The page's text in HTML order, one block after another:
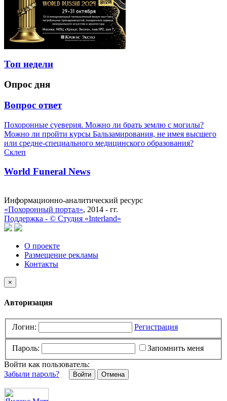
Топ недели
Опрос дня
Вопрос ответ
Похоронные суеверия. Можно ли брать землю с могилы?
Можно ли пройти курсы Бальзамирования, не имея высшего
или средне-специального медицинского образования?
Склеп
World Funeral News
Информационно-аналитический ресурс
«Похоронный портал», 2014 - гг.
Поддержка - © Cтудия «Interland»
О проекте
Размещение рекламы
Контакты
×
Авторизация
Логин: Регистрация
Пароль:
Запомнить меня
Войти как пользователь:
Забыли пароль?
Отмена